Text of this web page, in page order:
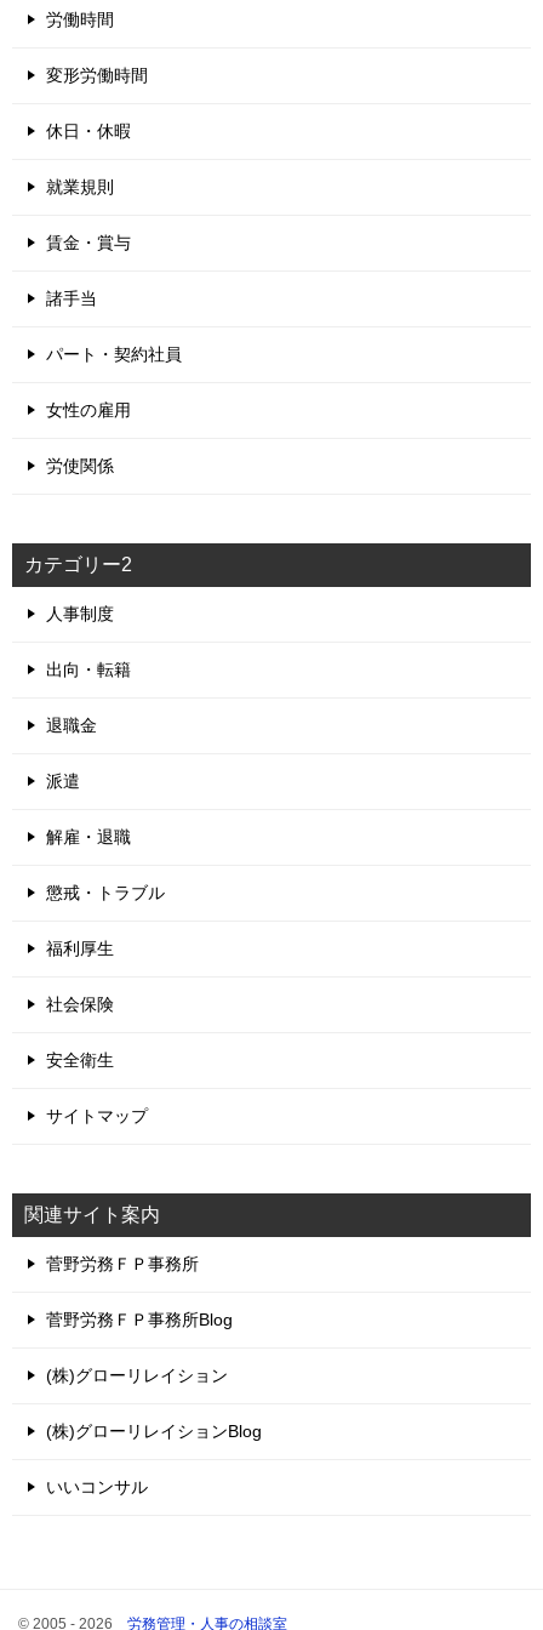
労働時間
変形労働時間
休日・休暇
就業規則
賃金・賞与
諸手当
パート・契約社員
女性の雇用
労使関係
カテゴリー2
人事制度
出向・転籍
退職金
派遣
解雇・退職
懲戒・トラブル
福利厚生
社会保険
安全衛生
サイトマップ
関連サイト案内
菅野労務ＦＰ事務所
菅野労務ＦＰ事務所Blog
(株)グローリレイション
(株)グローリレイションBlog
いいコンサル
© 2005 - 2026 労務管理・人事の相談室